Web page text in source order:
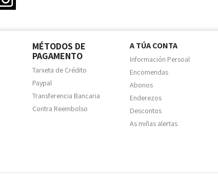
MÉTODOS DE
PAGAMENTO
Tarxeta de Crédito
Paypal
Transferencia Bancaria
Contra Reembolso
A TÚA CONTA
Información Persoal
Encomendas
Abonos
Enderezos
Descontos
As miñas alertas